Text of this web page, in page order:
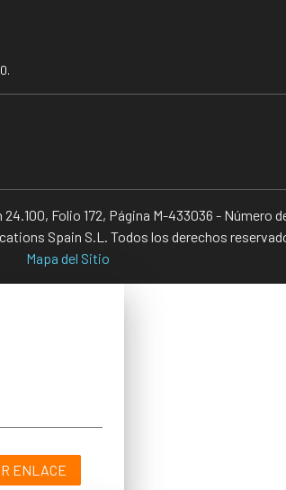
Folio 172, Página M-433036 -
Spain S.L. Todos los derechos
Mapa del Sitio
ENLACE